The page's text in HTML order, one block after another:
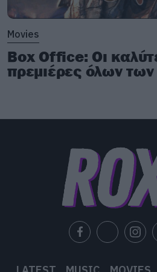
το κορίτσι που συνάντησε
στο νοσοκομείο είναι
Mary Jane είναι έγκυος)
θα γεννηθεί ποτέ, αφού ο
Movies
Box Office: Οι
πρεμιέρες όλων